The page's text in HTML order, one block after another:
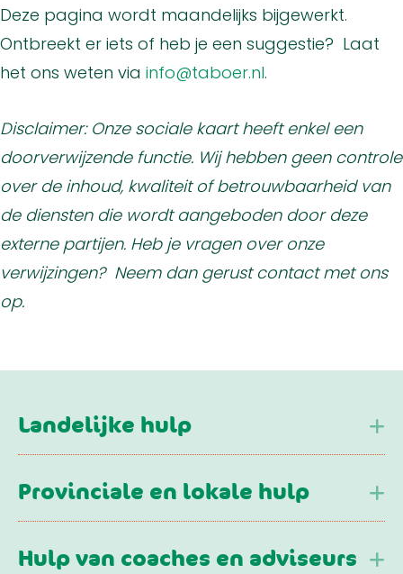
Deze pagina wordt maandelijks bijgewerkt.
Ontbreekt er iets of heb je een suggestie? Laat
het ons weten via info@taboer.nl.
Disclaimer: Onze sociale kaart heeft enkel een
doorverwijzende functie. Wij hebben geen controle
over de inhoud, kwaliteit of betrouwbaarheid van
de diensten die wordt aangeboden door deze
externe partijen. Heb je vragen over onze
verwijzingen? Neem dan gerust contact met ons
op.
Landelijke hulp
Provinciale en lokale hulp
Hulp van coaches en adviseurs